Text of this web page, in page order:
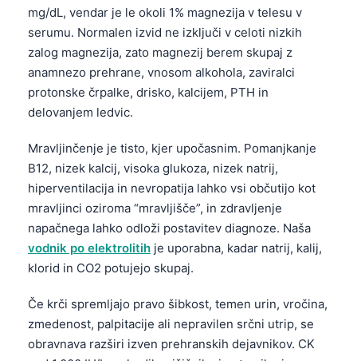
mg/dL, vendar je le okoli 1% magnezija v telesu v
serumu. Normalen izvid ne izključi v celoti nizkih
zalog magnezija, zato magnezij berem skupaj z
anamnezo prehrane, vnosom alkohola, zaviralci
protonske črpalke, drisko, kalcijem, PTH in
delovanjem ledvic.
Mravljinčenje je tisto, kjer upočasnim. Pomanjkanje
B12, nizek kalcij, visoka glukoza, nizek natrij,
hiperventilacija in nevropatija lahko vsi občutijo kot
mravljinci oziroma “mravljišče”, in zdravljenje
napačnega lahko odloži postavitev diagnoze. Naša
vodnik po elektrolitih je uporabna, kadar natrij, kalij,
klorid in CO2 potujejo skupaj.
Če krči spremljajo pravo šibkost, temen urin, vročina,
zmedenost, palpitacije ali nepravilen srčni utrip, se
obravnava razširi izven prehranskih dejavnikov. CK